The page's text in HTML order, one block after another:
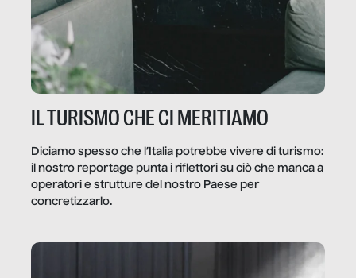
IL TURISMO CHE CI MERITIAMO
Diciamo spesso che l’Italia potrebbe vivere di turismo:
il nostro reportage punta i riflettori su ciò che manca a
operatori e strutture del nostro Paese per
concretizzarlo.